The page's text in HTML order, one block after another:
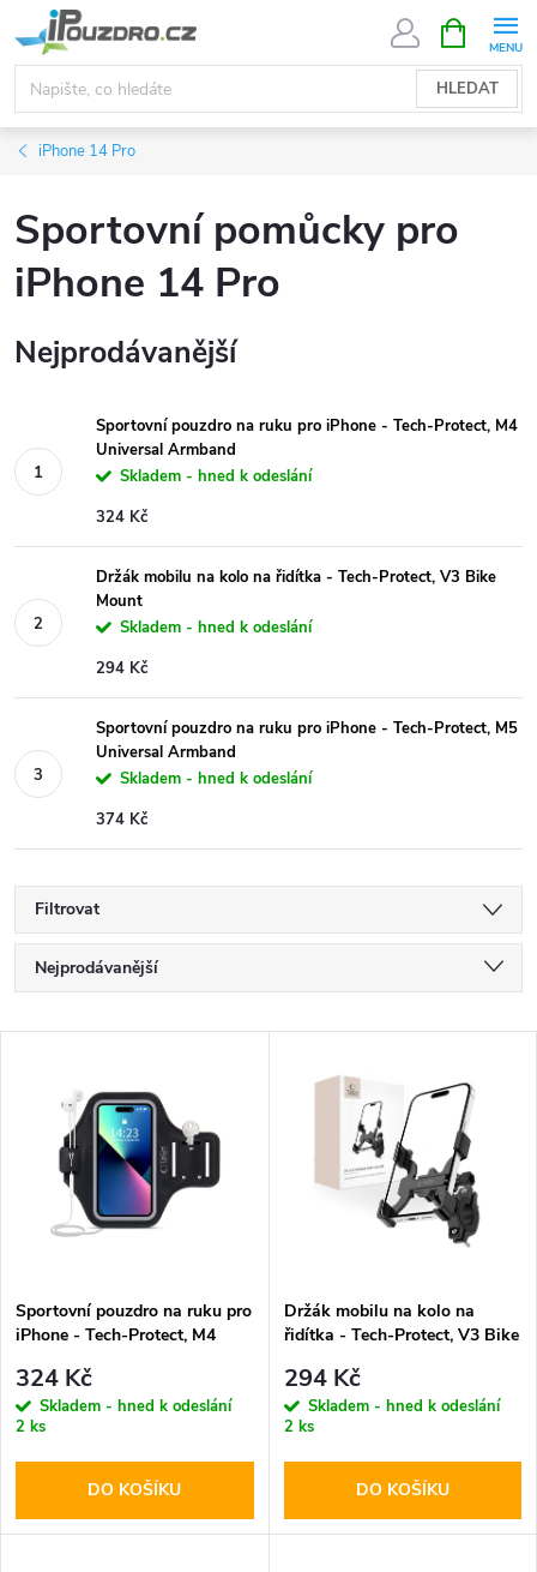
na
obsah
HLEDAT
NÁKUPNÍ
KOŠÍK
iPhone 14 Pro
Sportovní pomůcky pro
iPhone 14 Pro
Nejprodávanější
Sportovní pouzdro na ruku pro iPhone - Tech-Protect, M4
Universal Armband
Skladem - hned k odeslání
324 Kč
Držák mobilu na kolo na řidítka - Tech-Protect, V3 Bike
Mount
Skladem - hned k odeslání
294 Kč
Sportovní pouzdro na ruku pro iPhone - Tech-Protect, M5
Universal Armband
Skladem - hned k odeslání
374 Kč
Filtrovat
Ř
a
p
r
o
d
Nejprodávanější
Abecedně
s
p
r
o
d
Sportovní pouzdro na ruku pro
iPhone - Tech-Protect, M4
324 Kč
Skladem - hned k odeslání
2 ks
DO KOŠÍKU
Držák mobilu na kolo na
řidítka - Tech-Protect, V3 Bike
294 Kč
Skladem - hned k odeslání
2 ks
DO KOŠÍKU